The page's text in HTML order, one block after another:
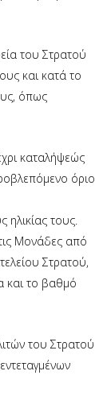
του Στρατού
και κατά το
όπως
καταλήψεώς
όριο
ηλικίας τους.
Μονάδες από
Στρατού,
και το βαθμό
του Στρατού